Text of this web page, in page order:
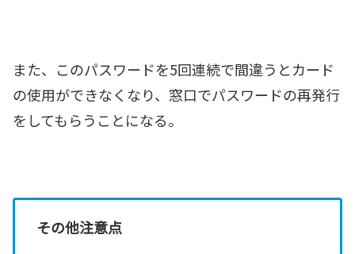
また、このパスワードを5回連続で間違うとカード
の使用ができなくなり、窓口でパスワードの再発行
をしてもらうことになる。
その他注意点